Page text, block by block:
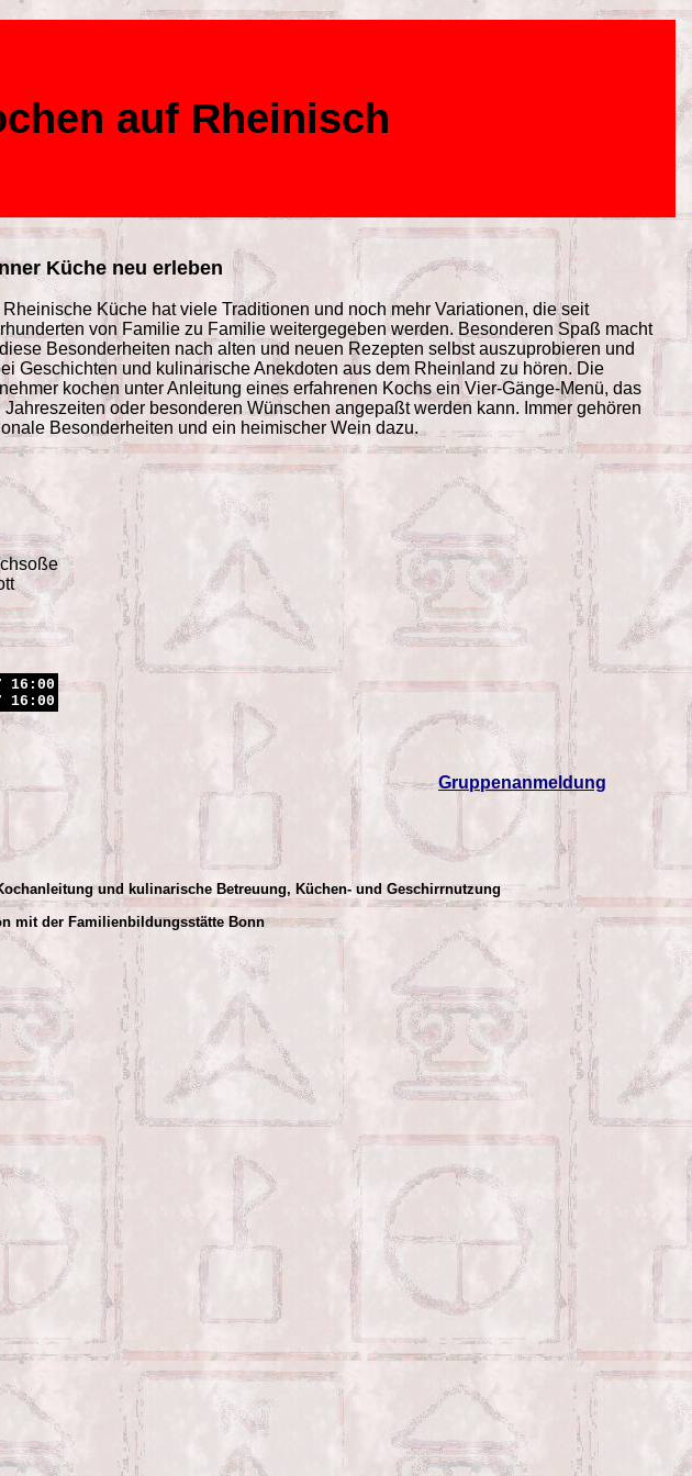
auf Rheinisch
Küche neu erleben
Rheinische Küche hat viele Traditionen und noch mehr Variationen, die seit
von Familie zu Familie weitergegeben werden. Besonderen Spaß macht
Besonderheiten nach alten und neuen Rezepten selbst auszuprobieren und
Geschichten und kulinarische Anekdoten aus dem Rheinland zu hören. Die
kochen unter Anleitung eines erfahrenen Kochs ein Vier-Gänge-Menü, das
Jahreszeiten oder besonderen Wünschen angepaßt werden kann. Immer gehören
Besonderheiten und ein heimischer Wein dazu.
16:00
16:00
Gruppenanmeldung
und kulinarische Betreuung, Küchen- und Geschirrnutzung
mit der Familienbildungsstätte Bonn